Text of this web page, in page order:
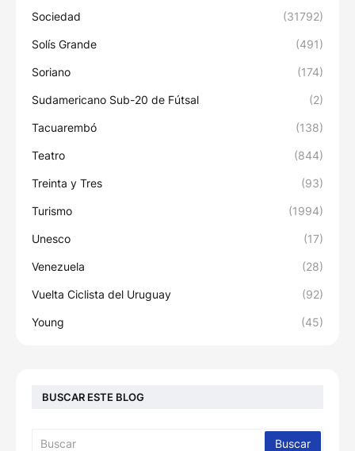
Sociedad (31792)
Solís Grande (491)
Soriano (174)
Sudamericano Sub-20 de Fútsal (2)
Tacuarembó (138)
Teatro (844)
Treinta y Tres (93)
Turismo (1994)
Unesco (17)
Venezuela (28)
Vuelta Ciclista del Uruguay (92)
Young (45)
BUSCAR ESTE BLOG